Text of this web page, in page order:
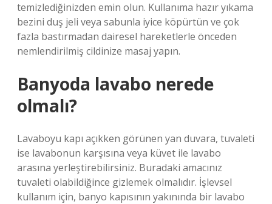
temizlediğinizden emin olun. Kullanıma hazır yıkama
bezini duş jeli veya sabunla iyice köpürtün ve çok
fazla bastırmadan dairesel hareketlerle önceden
nemlendirilmiş cildinize masaj yapın.
Banyoda lavabo nerede
olmalı?
Lavaboyu kapı açıkken görünen yan duvara, tuvaleti
ise lavabonun karşısına veya küvet ile lavabo
arasına yerleştirebilirsiniz. Buradaki amacınız
tuvaleti olabildiğince gizlemek olmalıdır. İşlevsel
kullanım için, banyo kapısının yakınında bir lavabo